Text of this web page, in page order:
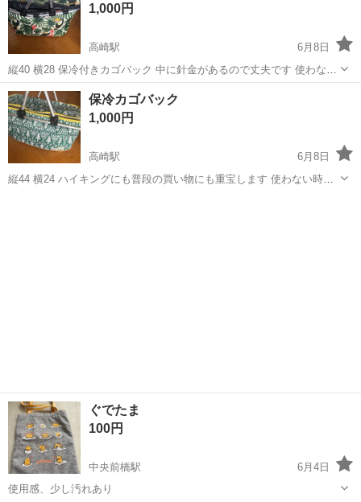
1,000円
高崎駅
6月8日
縦40 横28 保冷付きカゴバック 中に針金があるので丈夫です 使わない
時は降り畳めます
群馬 高崎市 高崎駅 バッグ
保冷カゴバック
1,000円
高崎駅
6月8日
縦44 横24 ハイキングにも普段の買い物にも重宝します 使わない時は
ぐでたま
100円
中央前橋駅
6月4日
使用感、少し汚れあり